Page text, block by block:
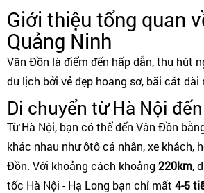
Giới thiệu tổng quan
Quảng Ninh
Vân Đồn là điểm đến hấp dẫn, thu hút
du lịch bởi vẻ đẹp hoang sơ, bãi cát dài
Di chuyển từ Hà Nội
Từ Hà Nội, bạn có thể đến Vân Đồn
khác nhau như ôtô cá nhân, xe khách,
Đồn. Với khoảng cách khoảng 220km,
tốc Hà Nội - Hạ Long bạn chỉ mất 4-5